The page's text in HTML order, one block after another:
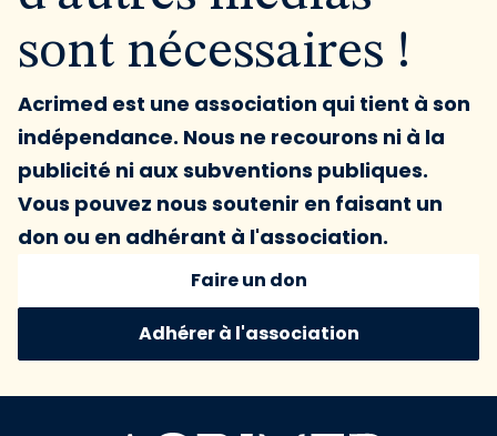
sont nécessaires !
Acrimed est une association qui tient à son
indépendance. Nous ne recourons ni à la
publicité ni aux subventions publiques.
Vous pouvez nous soutenir en faisant un
don ou en adhérant à l'association.
Faire un don
Adhérer à l'association